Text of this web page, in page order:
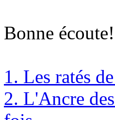
Bonne écoute!
1. Les ratés
2. L'Ancre